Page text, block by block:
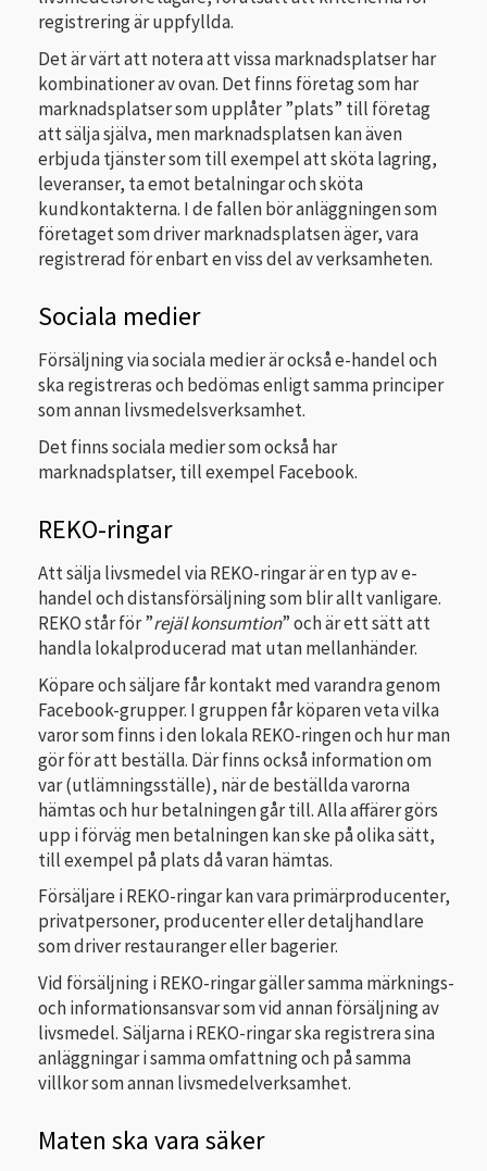
registrering är uppfyllda.
Det är värt att notera att vissa marknadsplatser har
kombinationer av ovan. Det finns företag som har
marknadsplatser som upplåter ”plats” till företag
att sälja själva, men marknadsplatsen kan även
erbjuda tjänster som till exempel att sköta lagring,
leveranser, ta emot betalningar och sköta
kundkontakterna. I de fallen bör anläggningen som
företaget som driver marknadsplatsen äger, vara
registrerad för enbart en viss del av verksamheten.
Sociala medier
Försäljning via sociala medier är också e-handel och
ska registreras och bedömas enligt samma principer
som annan livsmedelsverksamhet.
Det finns sociala medier som också har
marknadsplatser, till exempel Facebook.
REKO-ringar
Att sälja livsmedel via REKO-ringar är en typ av e-
handel och distansförsäljning som blir allt vanligare.
REKO står för ”rejäl konsumtion” och är ett sätt att
handla lokalproducerad mat utan mellanhänder.
Köpare och säljare får kontakt med varandra genom
Facebook-grupper. I gruppen får köparen veta vilka
varor som finns i den lokala REKO-ringen och hur man
gör för att beställa. Där finns också information om
var (utlämningsställe), när de beställda varorna
hämtas och hur betalningen går till. Alla affärer görs
upp i förväg men betalningen kan ske på olika sätt,
till exempel på plats då varan hämtas.
Försäljare i REKO-ringar kan vara primärproducenter,
privatpersoner, producenter eller detaljhandlare
som driver restauranger eller bagerier.
Vid försäljning i REKO-ringar gäller samma märknings-
och informationsansvar som vid annan försäljning av
livsmedel. Säljarna i REKO-ringar ska registrera sina
anläggningar i samma omfattning och på samma
villkor som annan livsmedelverksamhet.
Maten ska vara säker